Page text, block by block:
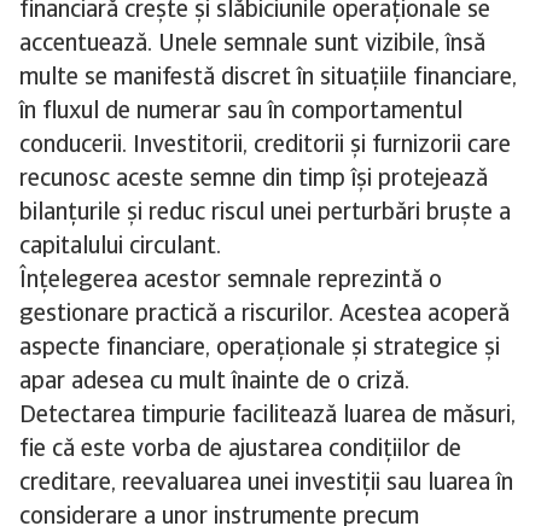
financiară crește și slăbiciunile operaționale se
accentuează. Unele semnale sunt vizibile, însă
multe se manifestă discret în situațiile financiare,
în fluxul de numerar sau în comportamentul
conducerii. Investitorii, creditorii și furnizorii care
recunosc aceste semne din timp își protejează
bilanțurile și reduc riscul unei perturbări bruște a
capitalului circulant.
Înțelegerea acestor semnale reprezintă o
gestionare practică a riscurilor. Acestea acoperă
aspecte financiare, operaționale și strategice și
apar adesea cu mult înainte de o criză.
Detectarea timpurie facilitează luarea de măsuri,
fie că este vorba de ajustarea condițiilor de
creditare, reevaluarea unei investiții sau luarea în
considerare a unor instrumente precum